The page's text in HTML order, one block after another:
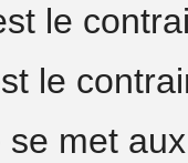
le
le
met